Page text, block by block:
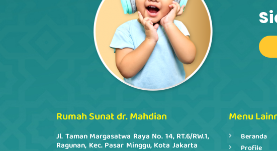
Rumah Sunat dr. Mahdian
Jl. Taman Margasatwa Raya No. 14, RT.6/RW.1,
Ragunan, Kec. Pasar Minggu, Kota Jakarta
Menu
Beranda
Profile